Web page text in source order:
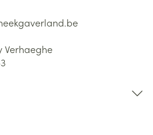
Verhaeghe